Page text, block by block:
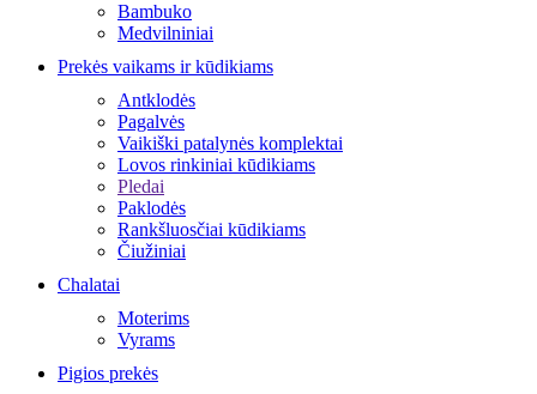
Bambuko
Medvilniniai
Prekės vaikams ir kūdikiams
Antklodės
Pagalvės
Vaikiški patalynės komplektai
Lovos rinkiniai kūdikiams
Pledai
Paklodės
Rankšluosčiai kūdikiams
Čiužiniai
Chalatai
Moterims
Vyrams
Pigios prekės